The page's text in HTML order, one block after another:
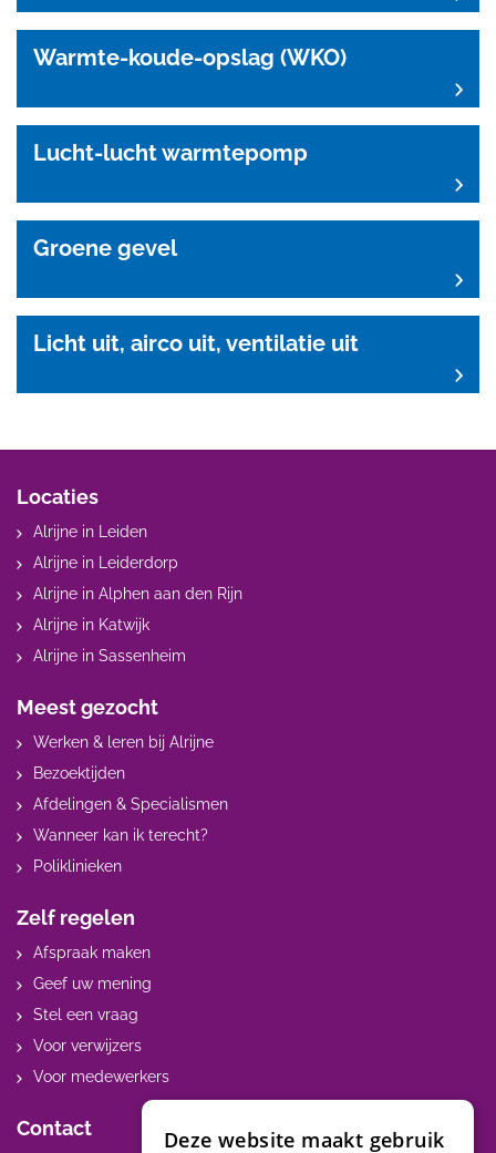
Warmte-koude-opslag (WKO)
Lucht-lucht warmtepomp
Groene gevel
Licht uit, airco uit, ventilatie uit
Locaties
Alrijne in Leiden
Alrijne in Leiderdorp
Alrijne in Alphen aan den Rijn
Alrijne in Katwijk
Alrijne in Sassenheim
Meest gezocht
Werken & leren bij Alrijne
Bezoektijden
Afdelingen & Specialismen
Wanneer kan ik terecht?
Poliklinieken
Zelf regelen
Afspraak maken
Geef uw mening
Stel een vraag
Voor verwijzers
Voor medewerkers
Contact
Deze website maakt gebruik